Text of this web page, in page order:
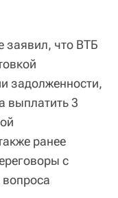
заявил, что ВТБ
задолженности,
выплатить 3
ранее
с